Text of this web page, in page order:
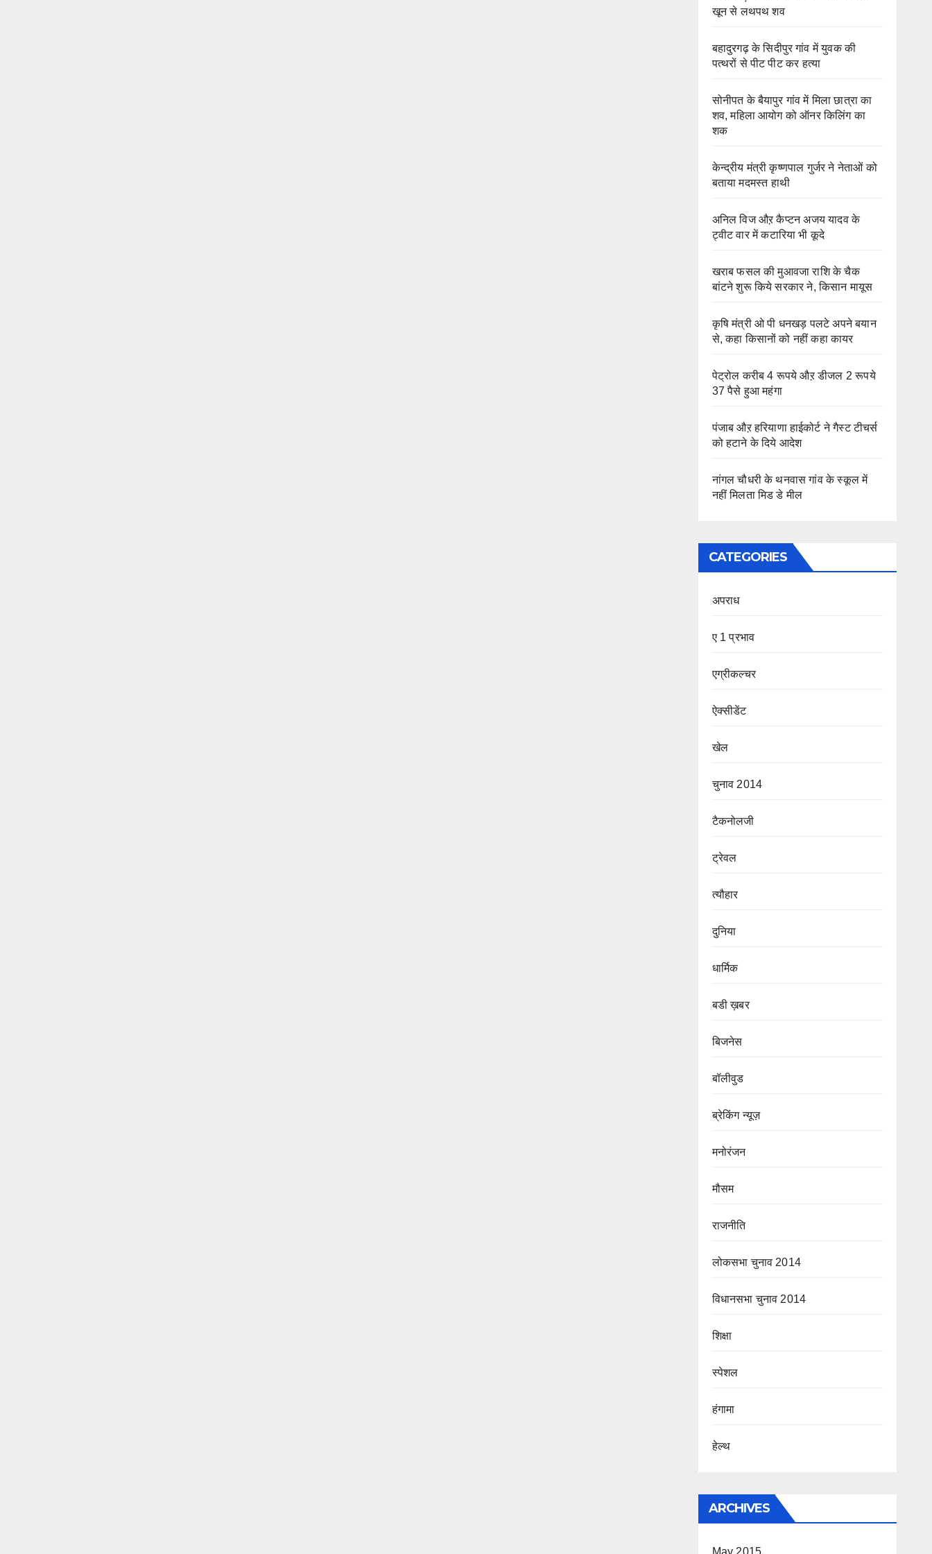
खून से लथपथ शव
बहादुरगढ़ के सिदीपुर गांव में युवक की
पत्थरों से पीट पीट कर हत्या
सोनीपत के बैयापुर गांव में मिला छात्रा का
शव, महिला आयोग को ऑनर किलिंग का
शक
केन्द्रीय मंत्री कृष्णपाल गुर्जर ने नेताओं को
बताया मदमस्त हाथी
अनिल विज औऱ कैप्टन अजय यादव के
ट्वीट वार में कटारिया भी कूदे
खराब फसल की मुआवजा राशि के चैक
बांटने शुरू किये सरकार ने, किसान मायूस
कृषि मंत्री ओ पी धनखड़ पलटे अपने बयान
से, कहा किसानों को नहीं कहा कायर
पेट्रोल करीब 4 रूपये औऱ डीजल 2 रूपये
37 पैसे हुआ महंगा
पंजाब औऱ हरियाणा हाईकोर्ट ने गैस्ट टीचर्स
को हटाने के दिये आदेश
नांगल चौधरी के थनवास गांव के स्कूल में
नहीं मिलता मिड डे मील
CATEGORIES
अपराध
ए 1 प्रभाव
एग्रीकल्चर
ऐक्सीडेंट
खेल
चुनाव 2014
टैकनोलजी
ट्रेवल
त्यौहार
दुनिया
धार्मिक
बडी ख़बर
बिजनेस
बॉलीवुड
ब्रेकिंग न्यूज़
मनोरंजन
मौसम
राजनीति
लोकसभा चुनाव 2014
विधानसभा चुनाव 2014
शिक्षा
स्पेशल
हंगामा
हेल्थ
ARCHIVES
May 2015